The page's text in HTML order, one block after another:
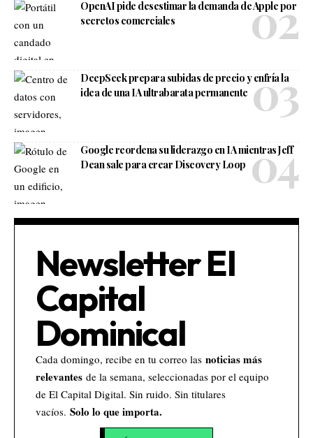
OpenAI pide desestimar la demanda de Apple por
secretos comerciales
DeepSeek prepara subidas de precio y enfría la
idea de una IA ultrabarata permanente
Google reordena su liderazgo en IA mientras Jeff
Dean sale para crear Discovery Loop
Newsletter El
Capital
Dominical
Cada domingo, recibe en tu correo las noticias más
relevantes de la semana, seleccionadas por el equipo
de El Capital Digital. Sin ruido. Sin titulares
vacíos. Solo lo que importa.